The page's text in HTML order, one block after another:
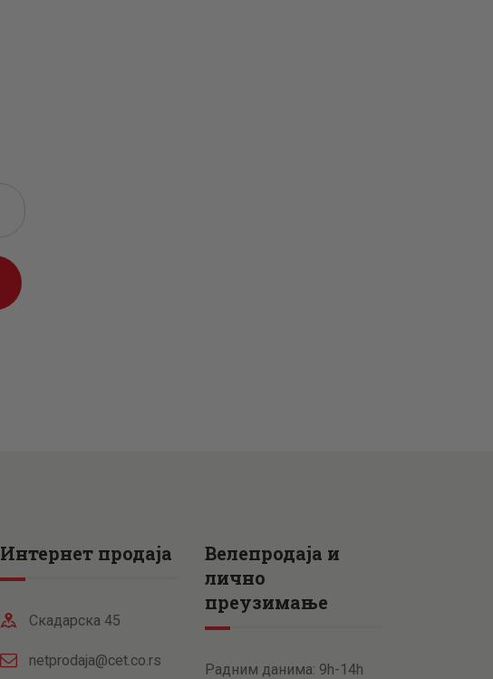
Интернет продаја
Скадарска 45
netprodaja@cet.co.rs
Велепродаја и
лично
преузимање
Радним данима: 9h-14h